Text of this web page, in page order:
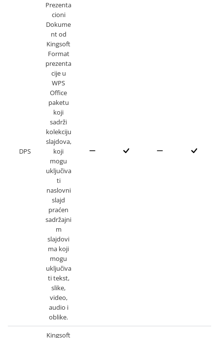
DPS
Prezenta
cioni
Dokume
nt od
Kingsoft
Format
prezenta
cije u
WPS
Office
paketu
koji
sadrži
kolekciju
slajdova,
koji
mogu
uključiva
ti
naslovni
slajd
praćen
sadržajni
m
slajdovi
ma koji
mogu
uključiva
ti tekst,
slike,
video,
audio i
oblike.
Kingsoft